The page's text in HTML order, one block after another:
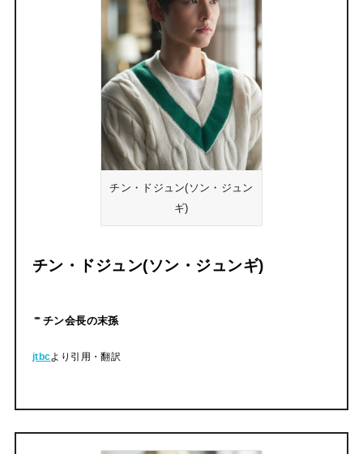
チン・ドジュン(ソン・ジュン
ギ)
チン・ドジュン(ソン・ジュンギ)
チン会長の末孫
jtbcより引用・翻訳